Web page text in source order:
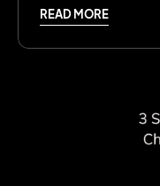
READ MORE